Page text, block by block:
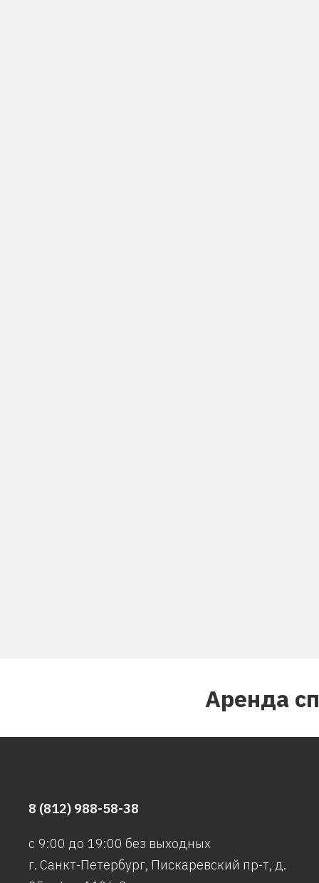
Аренда
8 (812) 988-58-38
с 9:00 до 19:00 без выходных
г. Санкт-Петербург, Пискаревский пр-т, д.